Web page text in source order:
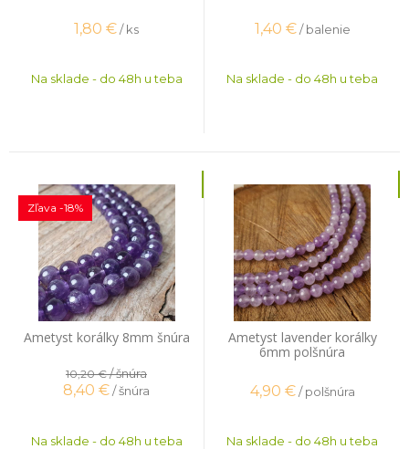
1,80 €/ ks
Na sklade - do 48h u teba
1,40 € / balenie
Na sklade - do 48h u teba
Ametyst korálky 8mm šnúra
Zľava -18%
10,20 €/ šnúra
8,40 €/ šnúra
Na sklade - do 48h u teba
Ametyst lavender korálky
6mm polšnúra
4,90 € / polšnúra
Na sklade - do 48h u teba